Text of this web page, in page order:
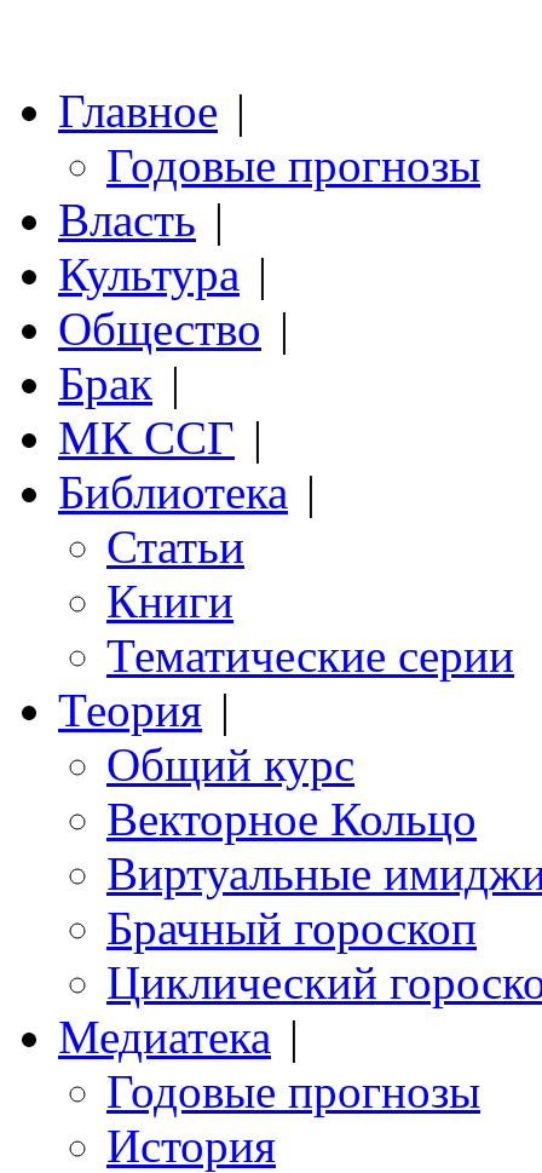
Главное |
Годовые прогнозы
Власть |
Культура |
Общество |
Брак |
МК ССГ |
Библиотека |
Статьи
Книги
Тематические серии
Теория |
Общий курс
Векторное Кольцо
Виртуальные
Брачный гороскоп
Циклический
Медиатека |
Годовые прогнозы
История